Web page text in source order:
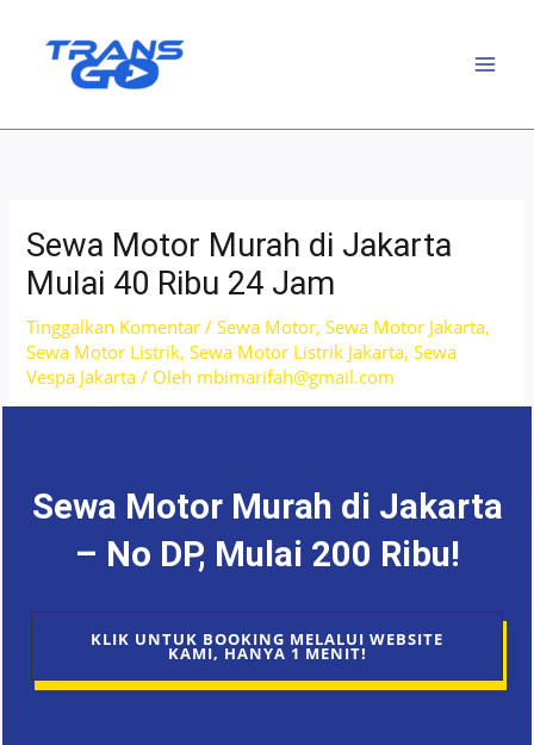
Sewa Motor Murah di Jakarta
Mulai 40 Ribu 24 Jam
Tinggalkan Komentar /Sewa Motor,Sewa Motor Jakarta,
Sewa Motor Listrik,Sewa Motor Listrik Jakarta,Sewa
Vespa Jakarta / Oleh mbimarifah@gmail.com
Sewa Motor Murah di Jakarta
– No DP, Mulai 200 Ribu!
KLIK UNTUK BOOKING MELALUI WEBSITE
KAMI, HANYA 1 MENIT!